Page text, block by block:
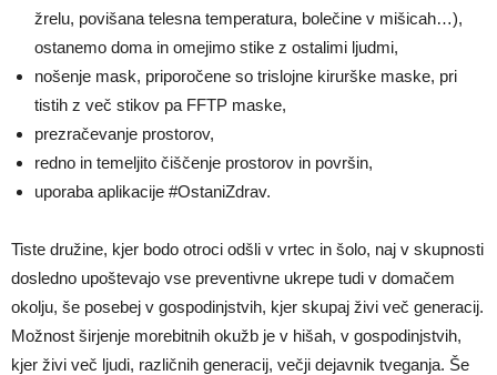
žrelu, povišana telesna temperatura, bolečine v mišicah…),
ostanemo doma in omejimo stike z ostalimi ljudmi,
nošenje mask, priporočene so trislojne kirurške maske, pri
tistih z več stikov pa FFTP maske,
prezračevanje prostorov,
redno in temeljito čiščenje prostorov in površin,
uporaba aplikacije #OstaniZdrav.
Tiste družine, kjer bodo otroci odšli v vrtec in šolo, naj v skupnosti
dosledno upoštevajo vse preventivne ukrepe tudi v domačem
okolju, še posebej v gospodinjstvih, kjer skupaj živi več generacij.
Možnost širjenje morebitnih okužb je v hišah, v gospodinjstvih,
kjer živi več ljudi, različnih generacij, večji dejavnik tveganja. Še